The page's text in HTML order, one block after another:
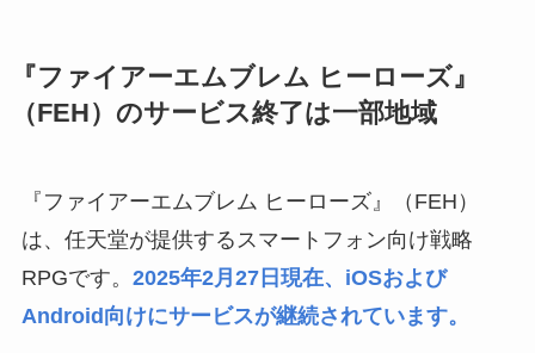
『ファイアーエムブレム ヒーローズ』
（FEH）のサービス終了は一部地域
『ファイアーエムブレム ヒーローズ』（FEH）
は、任天堂が提供するスマートフォン向け戦略
RPGです。 2025年2月27日現在、iOSおよび
Android向けにサービスが継続されています。